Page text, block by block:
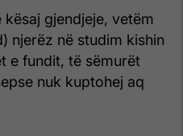
kësaj gjendjeje, vetëm
njerëz në studim kishin
e fundit, të sëmurët
nuk kuptohej aq